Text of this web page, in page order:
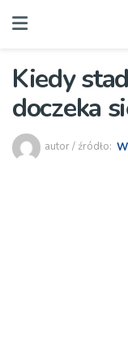
Kiedy
doczeka
autor / źródło: